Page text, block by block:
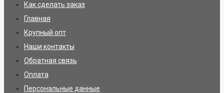
Как сделать заказ
Главная
Крупный опт
Наши контакты
Обратная связь
Оплата
Персональные данные